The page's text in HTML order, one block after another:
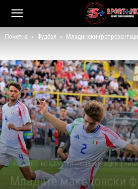
Почетна Фудбал Младински
ФУДБАЛ МЛАДИНСКИ (РЕПРЕЗЕНТАЦИИ |
Младите македонски